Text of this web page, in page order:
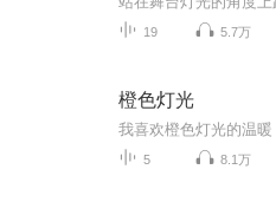
19 5.7万
橙色灯光
5 8.1万